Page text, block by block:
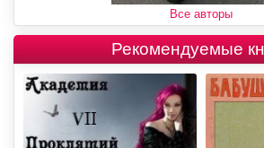
Все авторы
Рекомендуемые